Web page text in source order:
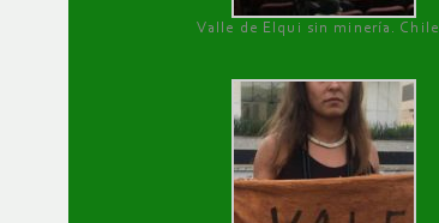
Valle de Elqui sin minería. Chile